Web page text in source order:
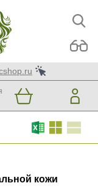
кожи